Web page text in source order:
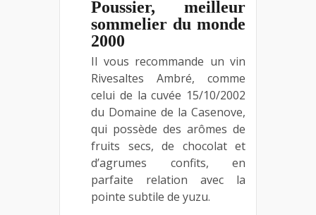
Poussier, meilleur
sommelier du monde
2000
Il vous recommande un vin
Rivesaltes Ambré, comme
celui de la cuvée 15/10/2002
du Domaine de la Casenove,
qui possède des arômes de
fruits secs, de chocolat et
d’agrumes confits, en
parfaite relation avec la
pointe subtile de yuzu.